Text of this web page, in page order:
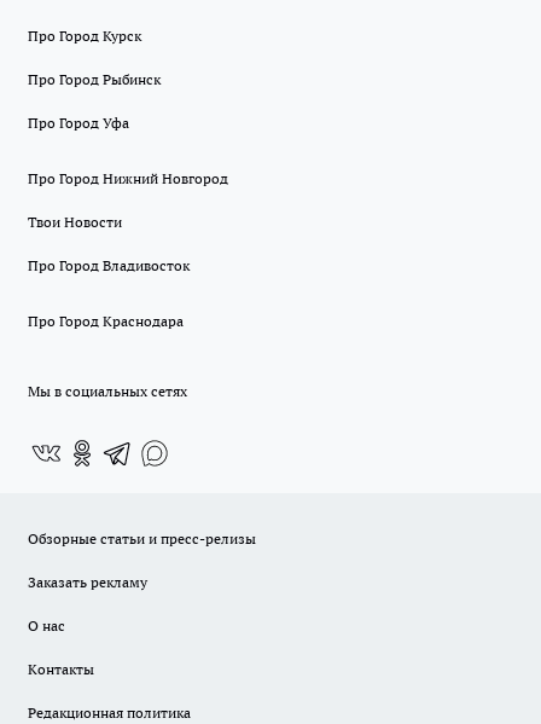
Про Город Курск
Про Город Рыбинск
Про Город Уфа
Про Город Нижний Новгород
Твои Новости
Про Город Владивосток
Про Город Краснодара
Мы в социальных сетях
Обзорные статьи и пресс-релизы
Заказать рекламу
О нас
Контакты
Редакционная политика